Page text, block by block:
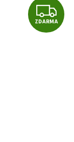
Z
D
ZDARMA